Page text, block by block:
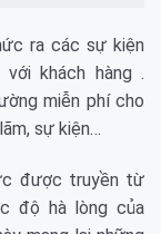
ra các sự kiện
khách hàng .
miễn phí cho
sự kiện…
được truyền từ
độ hà lòng của